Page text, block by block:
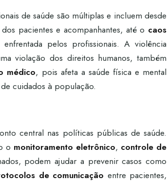
de saúde são múltiplas e incluem desde
dos pacientes e acompanhantes, até o caos
enfrentada pelos profissionais. A violência
violação dos direitos humanos, também
médico, pois afeta a saúde física e mental
cuidados à população.
central nas políticas públicas de saúde.
o monitoramento eletrônico, controle de
podem ajudar a prevenir casos como
de comunicação entre pacientes,